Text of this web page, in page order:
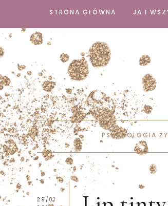
STRONA GŁÓWNA JA I
PSYCHOLOGIA
29/01